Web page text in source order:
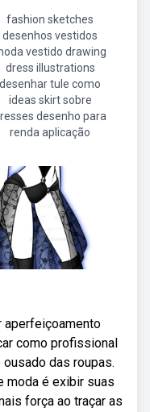
fashion sketches
desenhos vestidos
vestido drawing
dress illustrations
desenhar tule como
ideas skirt sobre
desenho para
renda aplicação
aperfeiçoamento
como profissional
das roupas.
moda é exibir suas
força ao traçar as